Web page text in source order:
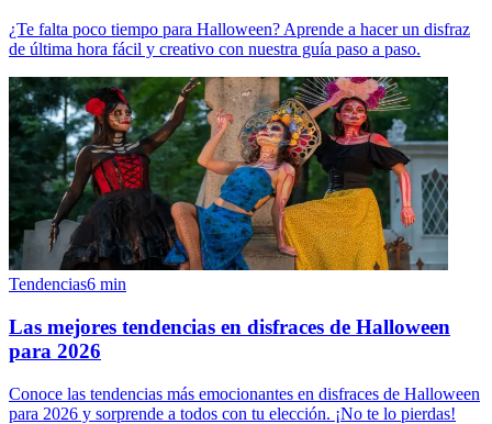
¿Te falta poco tiempo para Halloween? Aprende a hacer un disfraz
de última hora fácil y creativo con nuestra guía paso a paso.
Tendencias6 min
Las mejores tendencias en disfraces de Halloween
para 2026
Conoce las tendencias más emocionantes en disfraces de Halloween
para 2026 y sorprende a todos con tu elección. ¡No te lo pierdas!